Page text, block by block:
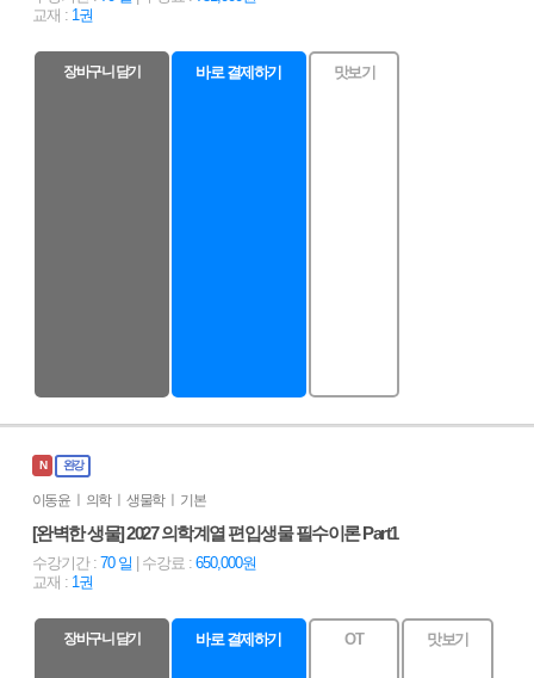
교재 : 1권
장바구니 담기 바로 결제하기 맛보기
N 완강
이동윤 ㅣ 의학 ㅣ 생물학 ㅣ 기본
[완벽한 생물] 2027 의학계열 편입생물 필수이론 Part1
수강기간 : 70 일 | 수강료 : 650,000원
교재 : 1권
장바구니 담기 바로 결제하기 OT 맛보기